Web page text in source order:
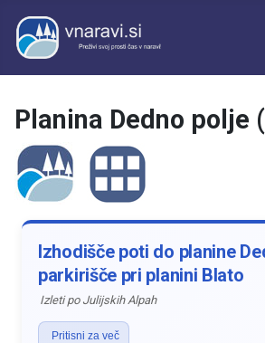
Planina Dedno polje
Izhodišče poti do planine
parkirišče pri planini Blato
Izleti po Julijskih Alpah
Pritisni za več